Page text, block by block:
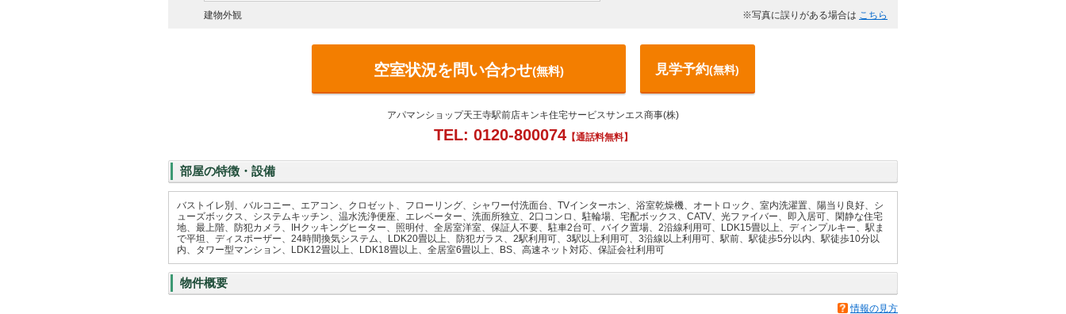
建物外観 ※写真に誤りがある場合は こちら
空室状況を問い合わせ(無料) 見学予約(無料)
アパマンショップ天王寺駅前店キンキ住宅サービスサンエス商事(株)
TEL: 0120-800074【通話料無料】
部屋の特徴・設備
バストイレ別、バルコニー、エアコン、クロゼット、フローリング、シャワー付洗面台、TVインターホン、浴室乾燥機、オートロック、室内洗濯置、陽当り良好、シ
ューズボックス、システムキッチン、温水洗浄便座、エレベーター、洗面所独立、2口コンロ、駐輪場、宅配ボックス、CATV、光ファイバー、即入居可、閑静な住宅
地、最上階、防犯カメラ、IHクッキングヒーター、照明付、全居室洋室、保証人不要、駐車2台可、バイク置場、2沿線利用可、LDK15畳以上、ディンプルキー、駅ま
で平坦、ディスポーザー、24時間換気システム、LDK20畳以上、防犯ガラス、2駅利用可、3駅以上利用可、3沿線以上利用可、駅前、駅徒歩5分以内、駅徒歩10分以
内、タワー型マンション、LDK12畳以上、LDK18畳以上、全居室6畳以上、BS、高速ネット対応、保証会社利用可
物件概要
情報の見方